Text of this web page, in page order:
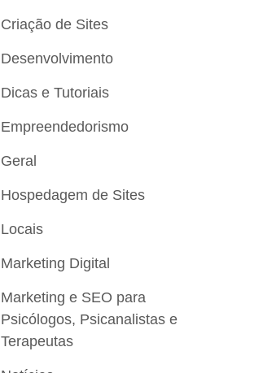
Criação de Sites
Desenvolvimento
Dicas e Tutoriais
Empreendedorismo
Geral
Hospedagem de Sites
Locais
Marketing Digital
Marketing e SEO para
Psicólogos, Psicanalistas e
Terapeutas